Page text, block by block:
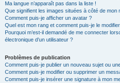
Ma langue n’apparaît pas dans la liste !
Que signifient les images situées à côté de mon
Comment puis-je afficher un avatar ?
Quel est mon rang et comment puis-je le
Pourquoi m’est-il demandé de me connecter
électronique d’un utilisateur ?
Problèmes de publication
Comment puis-je publier un nouveau sujet ou
Comment puis-je modifier ou supprimer un
Comment puis-je insérer une signature à mon